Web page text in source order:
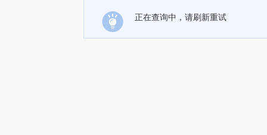
正在查询中，请刷新重试